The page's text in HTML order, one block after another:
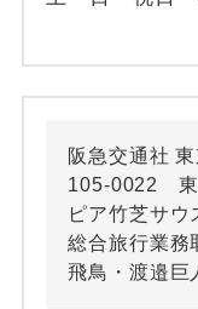
阪急交通社
105-0022 東
ピア竹芝サウ
総合旅行業務
飛鳥・渡邉巨